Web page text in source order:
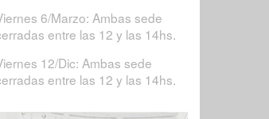
6/Marzo: Ambas sede
entre las 12 y las 14hs.
12/Dic: Ambas sede
entre las 12 y las 14hs.